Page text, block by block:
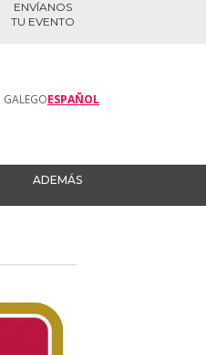
ENVÍANOS
TU EVENTO
GALEGOESPAÑOL
ADEMÁS